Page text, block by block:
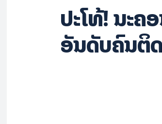
ປະ​ໂທ້! ນະ​ຄ
ອັນ​ດັບ​ຄົນ​ຕິ